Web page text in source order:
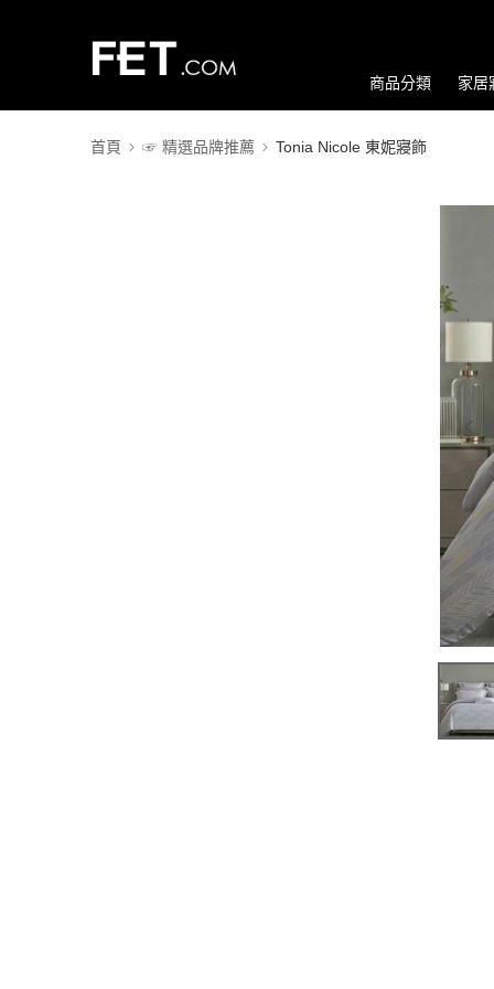
商品分類 家居
首頁 ☞ 精選品牌推薦 Tonia Nicole 東妮寢飾